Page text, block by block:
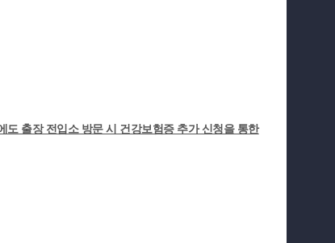
출장 전입소 방문 시 건강보험증 추가 신청을 통한